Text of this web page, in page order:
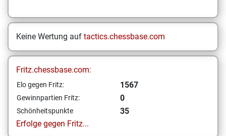
Keine Wertung auf tactics.chessbase.com
Fritz.chessbase.com:
Elo gegen Fritz: 1567
Gewinnpartien Fritz: 0
Schönheitspunkte
35
Erfolge gegen Fritz...